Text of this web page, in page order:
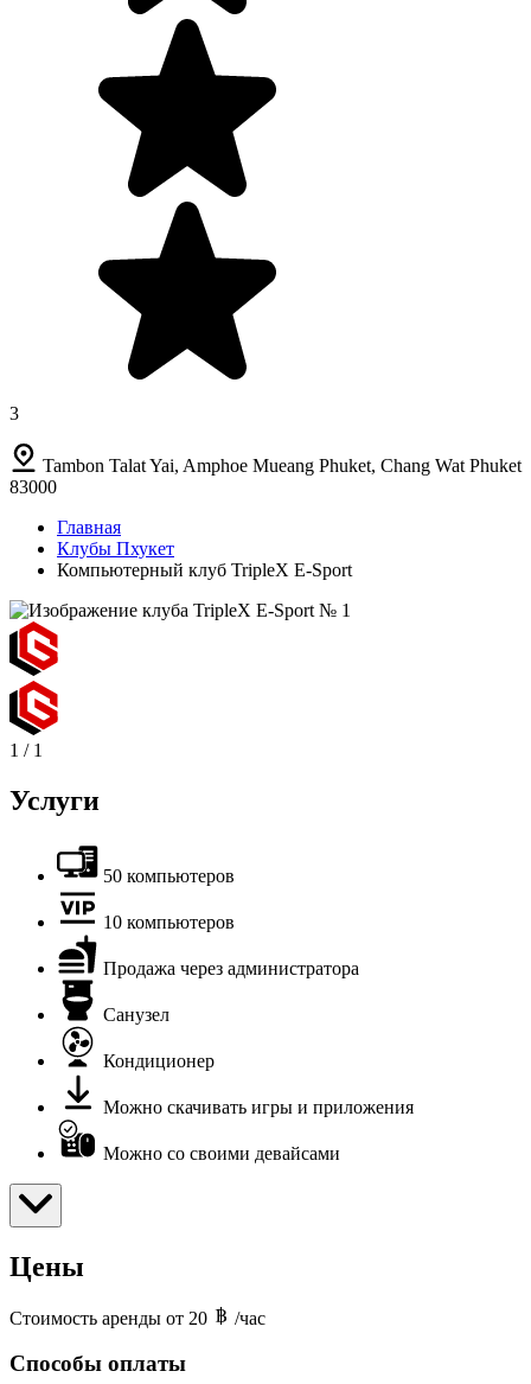
3
Tambon Talat Yai, Amphoe Mueang Phuket, Chang Wat Phuket
83000
Главная
Клубы Пхукет
Компьютерный клуб TripleX E-Sport
1 / 1
Услуги
50 компьютеров
10 компьютеров
Продажа через администратора
Санузел
Кондиционер
Можно скачивать игры и приложения
Можно со своими девайсами
Цены
Стоимость аренды от 20 /час
Способы оплаты